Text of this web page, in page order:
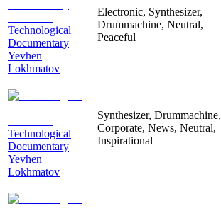
Technological
Documentary
Yevhen
Lokhmatov
Electronic, Synthesizer,
Drummachine, Neutral,
Peaceful
Technological
Documentary
Yevhen
Lokhmatov
Synthesizer, Drummachine,
Corporate, News, Neutral,
Inspirational